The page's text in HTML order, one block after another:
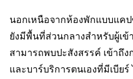
นอกเหนือจากห้องพักแบบแค
ยังมีพื้นที่ส่วนกลางสำหรับผู้เข้
สามารถพบปะสังสรรค์ เข้าถึ
และบาร์บริการตนเองที่มีเบีย